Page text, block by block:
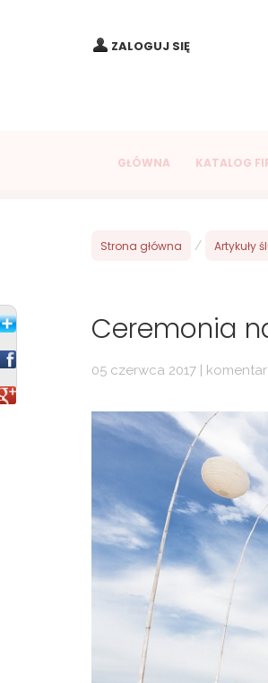
ZALOGUJ SIĘ
GŁÓWNA KATALOG
Strona główna / Artykuły
Ceremonia
05 czerwca 2017 |